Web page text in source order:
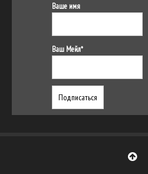
Ваше имя
Ваш Мейл*